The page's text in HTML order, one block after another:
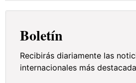
Boletín
Recibirás diariamente las
internacionales más